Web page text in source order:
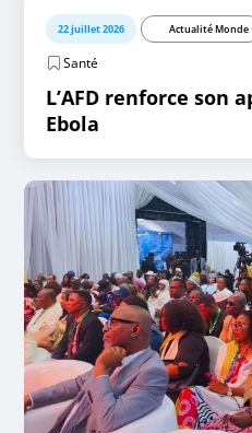
22 juillet 2026 Actualité Monde
Santé
L’AFD renforce son
Ebola